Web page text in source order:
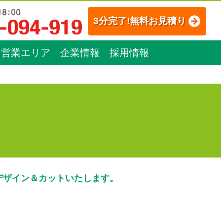
3分完了!無料お見積り
営業エリア 企業情報 採用情報
イン＆カットいたします。